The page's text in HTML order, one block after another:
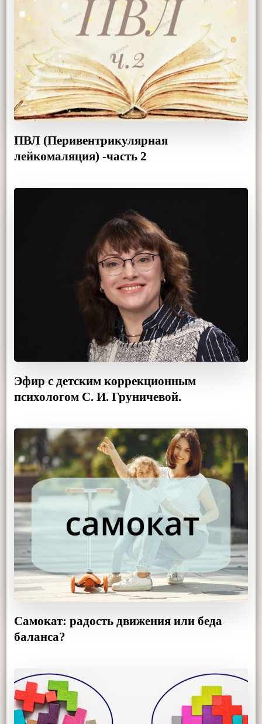
ПВЛ (Перивентрикулярная
лейкомаляция) -часть 2
Эфир с детским коррекционным
психологом С. И. Груничевой.
Самокат: радость движения или беда
баланса?